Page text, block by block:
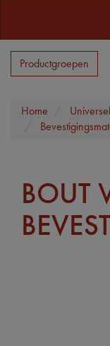
Productgroepen
Home
BOUT